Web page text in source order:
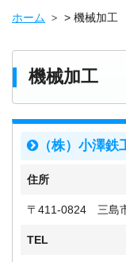
ホーム > 機械加工
機械加工
（株）小澤鉄
住所
〒411-0824 三島
TEL